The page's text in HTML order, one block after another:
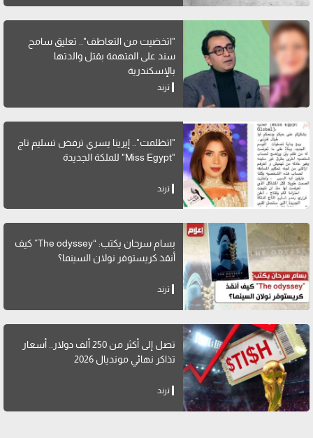
"اتخضيت من التعاطف".. تعليق سامح
سند على المتهمة بقتل والدتها
بالإسكندرية
ترند
"اتظلمت".. إيرينا يسري ترفض تسليم تاج
"Miss Egypt" للملكة الجديدة
ترند
بسام سرحان يكتب: “The odyssey” كيف
أنقذ كريستوفر نولان السينما؟
ترند
تصل إلى أكثر من 250 ألف دولار.. أسعار
تذاكر نهائي مونديال 2026
ترند